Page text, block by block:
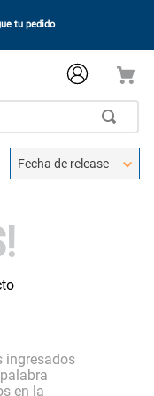
tu pedido
Fecha de release
ingresados
en la